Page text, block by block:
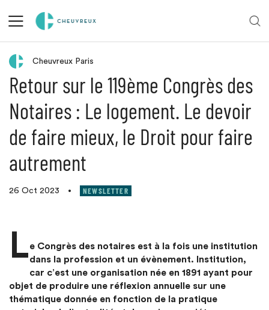
Retour aux actualités
Cheuvreux Paris
Retour sur le 119ème Congrès des
Notaires : Le logement. Le devoir
de faire mieux, le Droit pour faire
autrement
26 Oct 2023 • NEWSLETTER
Le Congrès des notaires est à la fois une institution
dans la profession et un évènement. Institution,
car c’est une organisation née en 1891 ayant pour
objet de produire une réflexion annuelle sur une
thématique donnée en fonction de la pratique